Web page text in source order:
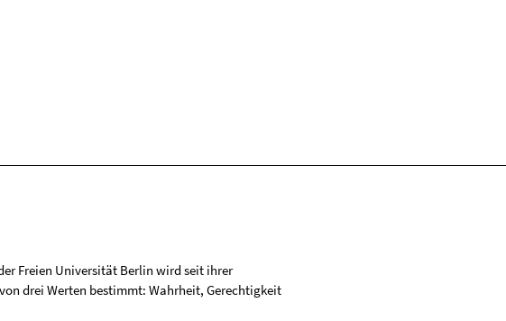
Freien Universität Berlin wird seit ihrer
drei Werten bestimmt: Wahrheit, Gerechtigkeit